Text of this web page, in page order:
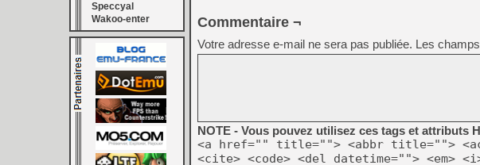
Speccyal
Wakoo-enter
Commentaire ¬
Votre adresse e-mail ne sera pas publiée. Les
NOTE - Vous pouvez utilisez ces tags et attributs
<a href="" title=""> <abbr title="">
<cite> <code> <del datetime=""> <em>